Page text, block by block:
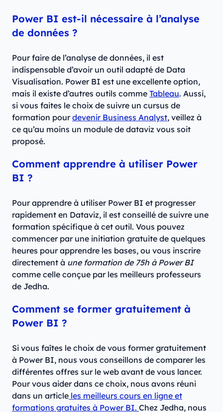
Power BI est-il nécessaire à l’analyse
de données ?
Pour faire de l’analyse de données, il est
indispensable d’avoir un outil adapté de Data
Visualisation. Power BI est une excellente option,
mais il existe d’autres outils comme Tableau. Aussi,
si vous faites le choix de suivre un cursus de
formation pourdevenir Business Analyst, veillez à
ce qu’au moins un module de dataviz vous soit
proposé.
Comment apprendre à utiliser Power
BI ?
Pour apprendre à utiliser Power BI et progresser
rapidement en Dataviz, il est conseillé de suivre une
formation spécifique à cet outil. Vous pouvez
commencer par une initiation gratuite de quelques
heures pour apprendre les bases, ou vous inscrire
directement à une formation de 75h à Power BI
comme celle conçue par les meilleurs professeurs
de Jedha.
Comment se former gratuitement à
Power BI ?
Si vous faîtes le choix de vous former gratuitement
à Power BI, nous vous conseillons de comparer les
différentes offres sur le web avant de vous lancer.
Pour vous aider dans ce choix, nous avons réuni
dans un article les meilleurs cours en ligne et
formations gratuites à Power BI. Chez Jedha, nous